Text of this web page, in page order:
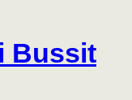
Bussit